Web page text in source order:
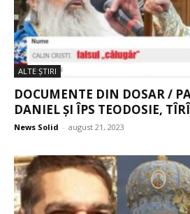
ALTE ŞTIRI
DOCUMENTE DIN DOSAR /
DANIEL ȘI ÎPS TEODOSIE,
News Solid - august 21, 2023